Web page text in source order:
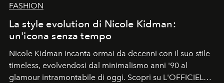
FASHION
La style evolution di Nicole Kidman:
un'icona senza tempo
Nicole Kidman incanta ormai da decenni con il suo stile
timeless, evolvendosi dal minimalismo anni '90 al
glamour intramontabile di oggi. Scopri su L'OFFICIEL